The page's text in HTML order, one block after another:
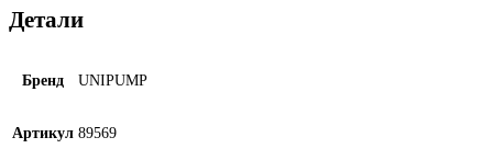
Детали
Бренд UNIPUMP
Артикул 89569